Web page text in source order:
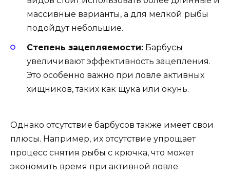
массивные варианты, а для мелкой рыбы
подойдут небольшие.
Степень зацепляемости: Барбусы
увеличивают эффективность зацепления.
Это особенно важно при ловле активных
хищников, таких как щука или окунь.
Однако отсутствие барбусов также имеет свои
плюсы. Например, их отсутствие упрощает
процесс снятия рыбы с крючка, что может
экономить время при активной ловле.